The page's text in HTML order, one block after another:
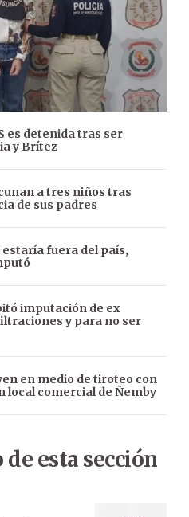
es detenida tras ser
y Brítez
a tres niños tras
de sus padres
fuera del país,
imputación de ex
y para no ser
en medio de tiroteo con
local comercial de Ñemby
esta sección